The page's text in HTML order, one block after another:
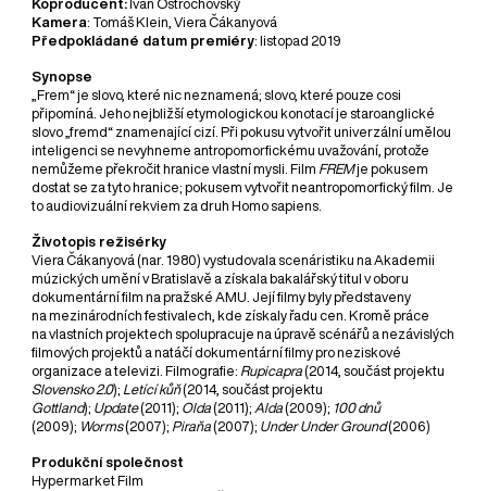
Koproducent: Ivan Ostrochovský
Kamera: Tomáš Klein, Viera Čákanyová
Předpokládané datum premiéry: listopad 2019
Synopse
„Frem“ je slovo, které nic neznamená; slovo, které pouze cosi
připomíná. Jeho nejbližší etymologickou konotací je staroanglické
slovo „fremd“ znamenající cizí. Při pokusu vytvořit univerzální umělou
inteligenci se nevyhneme antropomorfickému uvažování, protože
nemůžeme překročit hranice vlastní mysli. Film FREMje pokusem
dostat se za tyto hranice; pokusem vytvořit neantropomorfický film. Je
to audiovizuální rekviem za druh Homo sapiens.
Životopis režisérky
Viera Čákanyová (nar. 1980) vystudovala scenáristiku na Akademii
múzických umění v Bratislavě a získala bakalářský titul v oboru
dokumentární film na pražské AMU. Její filmy byly představeny
na mezinárodních festivalech, kde získaly řadu cen. Kromě práce
na vlastních projektech spolupracuje na úpravě scénářů a nezávislých
filmových projektů a natáčí dokumentární filmy pro neziskové
organizace a televizi. Filmografie: Rupicapra(2014, součást projektu
Slovensko 2.0); Letící kůň(2014, součást projektu
Gottland); Update(2011); Olda(2011); Alda(2009); 100 dnů
(2009); Worms(2007); Piraňa(2007); Under Under Ground(2006)
Produkční společnost
Hypermarket Film